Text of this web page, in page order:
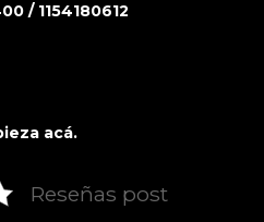
/ 1154180612
acá.
Reseñas post